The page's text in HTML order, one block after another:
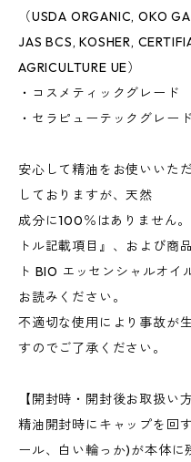
（USDA ORGANIC, OKO
JAS BCS, KOSHER,
AGRICULTURE UE）
・コスメティックグレード
・セラピューテックグレード
安心して精油をお使いいた
しておりますが、天然
成分に100％はありません
トル記載項目』、および商
ト BIO エッセンシャルオイ
お読みください。
不適切な使用により事故が
すのでご了承ください。
【開封時・開封後お取扱い方
精油開封時にキャップを回
ール、白い輪っか)が本体に